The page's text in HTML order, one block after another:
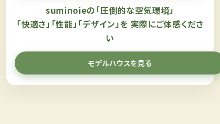
suminoieの「圧倒的な空気環境」
「快適さ」「性能」「デザイン」を 実際にご体感くださ
い
モデルハウスを見る